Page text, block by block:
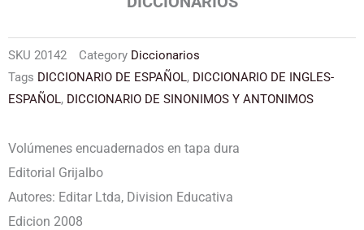
SKU 20142 Category Diccionarios
Tags DICCIONARIO DE ESPAÑOL, DICCIONARIO DE INGLES-
ESPAÑOL, DICCIONARIO DE SINONIMOS Y ANTONIMOS
Volúmenes encuadernados en tapa dura
Editorial Grijalbo
Autores: Editar Ltda, Division Educativa
Edicion 2008